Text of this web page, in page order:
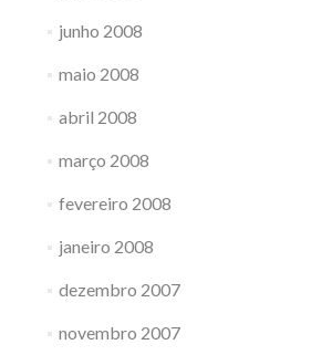
junho 2008
maio 2008
abril 2008
março 2008
fevereiro 2008
janeiro 2008
dezembro 2007
novembro 2007